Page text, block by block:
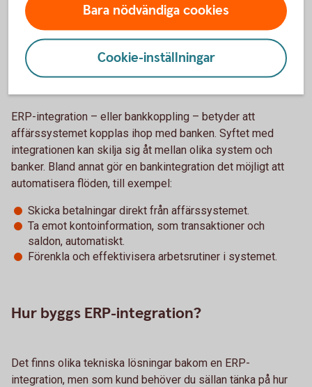
redovisnings- och bokföringsprogram.
Bankintegration av ERP
ERP-integration – eller bankkoppling – betyder att
affärssystemet kopplas ihop med banken. Syftet med
integrationen kan skilja sig åt mellan olika system och
banker. Bland annat gör en bankintegration det möjligt att
automatisera flöden, till exempel:
Skicka betalningar direkt från affärssystemet.
Ta emot kontoinformation, som transaktioner och
saldon, automatiskt.
Förenkla och effektivisera arbetsrutiner i systemet.
Hur byggs ERP-integration?
Det finns olika tekniska lösningar bakom en ERP-
integration, men som kund behöver du sällan tänka på hur
Bara nödvändiga cookies
Cookie-inställningar